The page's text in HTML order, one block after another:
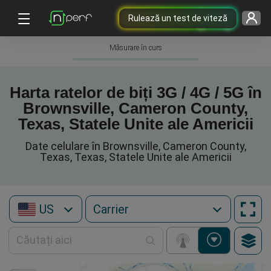
Rulează un test de viteză
Măsurare în curs
Harta ratelor de biți 3G / 4G / 5G în
Brownsville, Cameron County,
Texas, Statele Unite ale Americii
Date celulare în Brownsville, Cameron County,
Texas, Texas, Statele Unite ale Americii
US